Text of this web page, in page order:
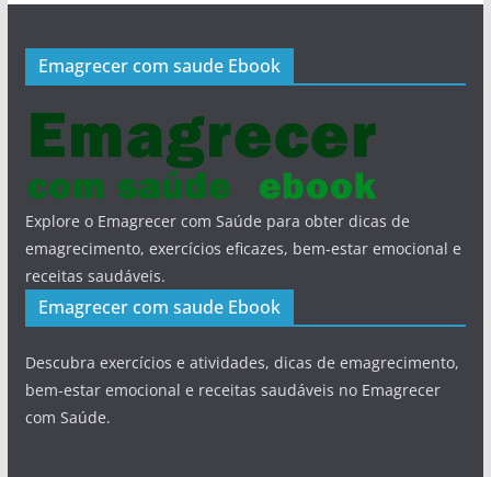
Emagrecer com saude Ebook
Explore o Emagrecer com Saúde para obter dicas de
emagrecimento, exercícios eficazes, bem-estar emocional e
receitas saudáveis.
Emagrecer com saude Ebook
Descubra exercícios e atividades, dicas de emagrecimento,
bem-estar emocional e receitas saudáveis no Emagrecer
com Saúde.